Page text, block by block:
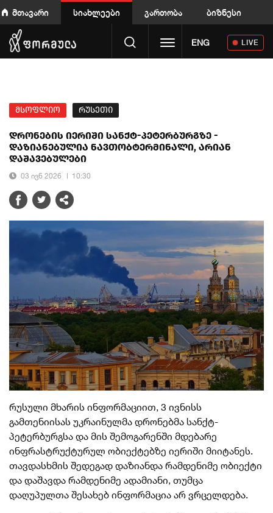
მთავარი სიახლეები გართობა ბიზნესი
Toggle navigation
ENG LIVE
მსოფლიო რუსეთი
დრონების იერიში სანქტ-პეტერბურგზე -
დაზიანებულია ნავთობტერმინალი, არიან
დაშავებულები
03 ივნ 2026 10:30
რუსული მხარის ინფორმაციით, 3 ივნისს
გამთენიისას უკრაინულმა დრონებმა სანქტ-
პეტერბურგსა და მის შემოგარენში მდებარე
ინფრასტრუქტურულ ობიექტებზე იერიში მიიტანეს.
თავდასხმის შედეგად დაზიანდა რამდენიმე ობიექტი
და დაშავდა რამდენიმე ადამიანი, თუმცა
დაღუპულთა შესახებ ინფორმაცია არ ვრცელდება.